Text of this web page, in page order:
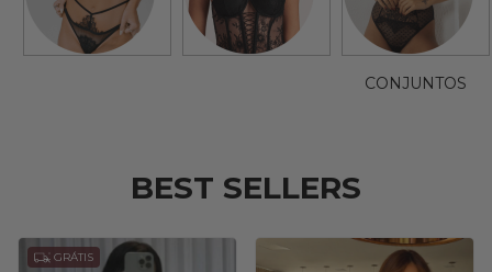
CONJUNTOS
BEST SELLERS
GRÁTIS